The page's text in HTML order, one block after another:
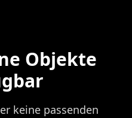
Objekte
keine passenden